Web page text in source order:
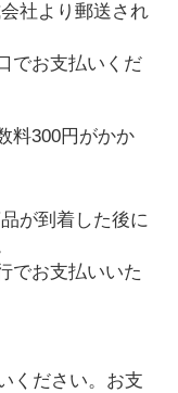
社より郵送され
でお支払いくだ
料300円がかか
が到着した後に
でお支払いいた
ください。お支